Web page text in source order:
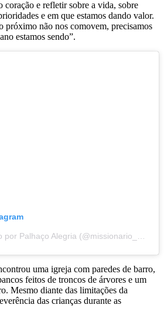
coração e refletir sobre a vida, sobre
e em que estamos dando valor.
próximo não nos comovem, precisamos
estamos sendo”.
uma igreja com paredes de barro,
feitos de troncos de árvores e um
Mesmo diante das limitações da
das crianças durante as